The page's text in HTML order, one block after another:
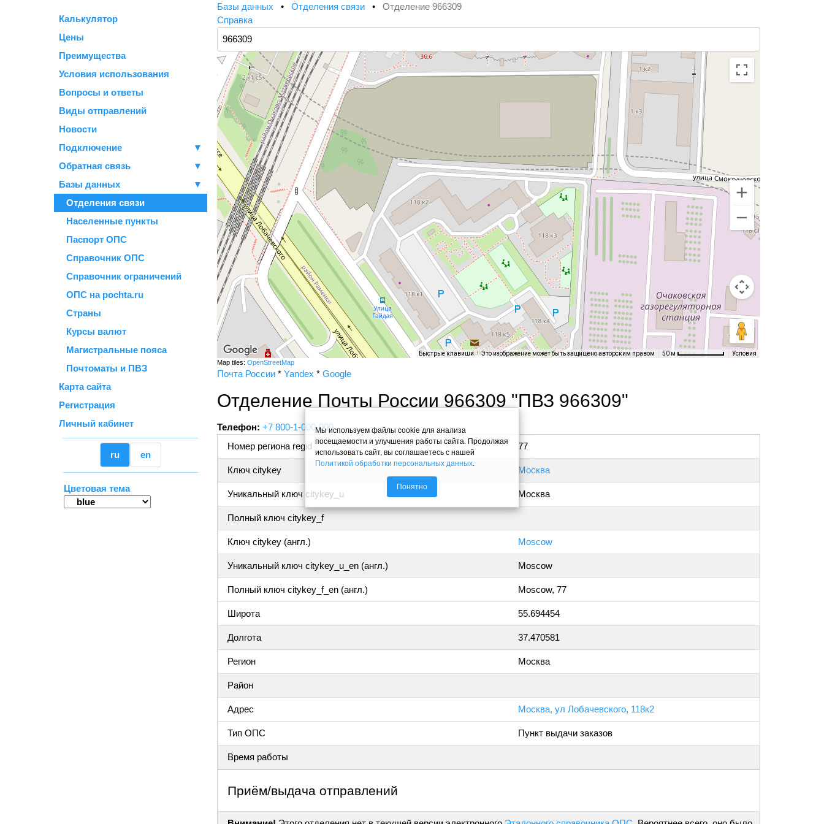
Калькулятор
Цены
Преимущества
Условия использования
Вопросы и ответы
Виды отправлений
Новости
Подключение
▼
Обратная связь
▼
Базы данных
▼
Отделения связи
Населенные пункты
Паспорт ОПС
Справочник ОПС
Справочник ограничений
ОПС на pochta.ru
Страны
Курсы валют
Магистральные пояса
Почтоматы и ПВЗ
Карта сайта
Регистрация
Личный кабинет
ru en
Цветовая тема
Базы данных • Отделения связи • Отделение 966309
Справка
Быстрые клавиши Это изображение может быть защищено авторским правом 50 м Условия
Map tiles: OpenStreetMap
Почта России * Yandex * Google
Отделение Почты России 966309 "ПВЗ 966309"
Телефон: +7 800-1-000-000
Номер региона regid
77
Ключ citykey Москва
Уникальный ключ citykey_u Москва
Полный ключ citykey_f
Ключ citykey (англ.) Moscow
Уникальный ключ citykey_u_en (англ.) Moscow
Полный ключ citykey_f_en (англ.) Moscow, 77
Широта 55.694454
Долгота 37.470581
Регион Москва
Район
Адрес Москва, ул Лобачевского, 118к2
Тип ОПС Пункт выдачи заказов
Время работы
Приём/выдача отправлений
Мы используем файлы cookie для анализа
посещаемости и улучшения работы сайта. Продолжая
использовать сайт, вы соглашаетесь с нашей
Политикой обработки персональных данных
Понятно